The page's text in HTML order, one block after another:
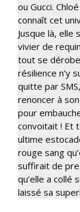
ou Gucci.
connaît cet
Jusque là, elle
vivier de
tout se
résilience n’y
quitte par
renoncer à
pour
convoitait ! Et
ultime
rouge sang
suffirait de
qu’elle a collé
laissé sa